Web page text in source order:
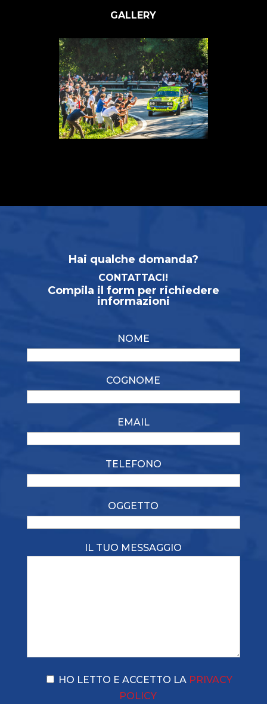
GALLERY
Hai qualche domanda?
CONTATTACI!
Compila il form per richiedere
informazioni
NOME
COGNOME
EMAIL
TELEFONO
OGGETTO
IL TUO MESSAGGIO
HO LETTO E ACCETTO LA PRIVACY
POLICY